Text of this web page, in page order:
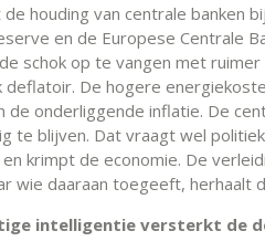
houding van centrale banken
en de Europese Centrale
schok op te vangen met
deflatoir. De hogere
de onderliggende inflatie. De
te blijven. Dat vraagt wel
krimpt de economie. De
wie daaraan toegeeft, herhaalt
intelligentie versterkt de